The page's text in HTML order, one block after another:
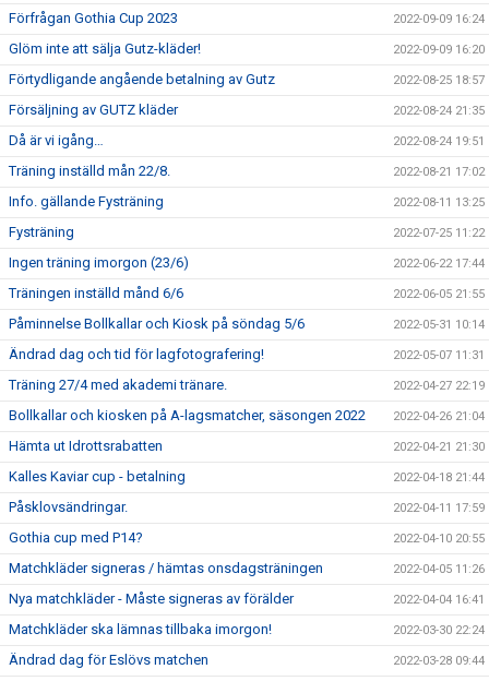
Förfrågan Gothia Cup 2023 2022-09-09 16:24
Glöm inte att sälja Gutz-kläder! 2022-09-09 16:20
Förtydligande angående betalning av Gutz 2022-08-25 18:57
Försäljning av GUTZ kläder 2022-08-24 21:35
Då är vi igång… 2022-08-24 19:51
Träning inställd mån 22/8. 2022-08-21 17:02
Info. gällande Fysträning 2022-08-11 13:25
Fysträning 2022-07-25 11:22
Ingen träning imorgon (23/6) 2022-06-22 17:44
Träningen inställd månd 6/6 2022-06-05 21:55
Påminnelse Bollkallar och Kiosk på söndag 5/6 2022-05-31 10:14
Ändrad dag och tid för lagfotografering! 2022-05-07 11:31
Träning 27/4 med akademi tränare. 2022-04-27 22:19
Bollkallar och kiosken på A-lagsmatcher, säsongen 2022 2022-04-26 21:04
Hämta ut Idrottsrabatten 2022-04-21 21:30
Kalles Kaviar cup - betalning 2022-04-18 21:44
Påsklovsändringar. 2022-04-11 17:59
Gothia cup med P14? 2022-04-10 20:55
Matchkläder signeras / hämtas onsdagsträningen 2022-04-05 11:26
Nya matchkläder - Måste signeras av förälder 2022-04-04 16:41
Matchkläder ska lämnas tillbaka imorgon! 2022-03-30 22:24
Ändrad dag för Eslövs matchen 2022-03-28 09:44